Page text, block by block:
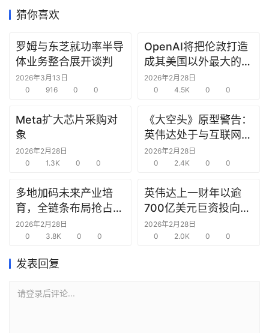
数
研
选
创
投
窗
合
猜你喜欢
罗姆与东芝就功率半导
体业务整合展开谈判
2026年3月13日
0
916 0 0
OpenAI将把伦敦打造
成其美国以外最大的研
究中心
2026年2月28日
0
4.5K 0 0
Meta扩大芯片采购对
象
2026年2月28日
0
1.3K 0 0
《大空头》原型警告：
英伟达处于与互联网泡
沫时期思科同样的“危
险境地”
2026年2月28日
0
2.4K 0 0
多地加码未来产业培
育，全链条布局抢占新
赛道先机
2026年2月28日
0
3.8K 0 0
英伟达上一财年以逾
700亿美元巨资投向合
作方，竭力巩固AI芯片
需求
2026年2月28日
0
2.0K 0 0
发表回复
请登录后评论...